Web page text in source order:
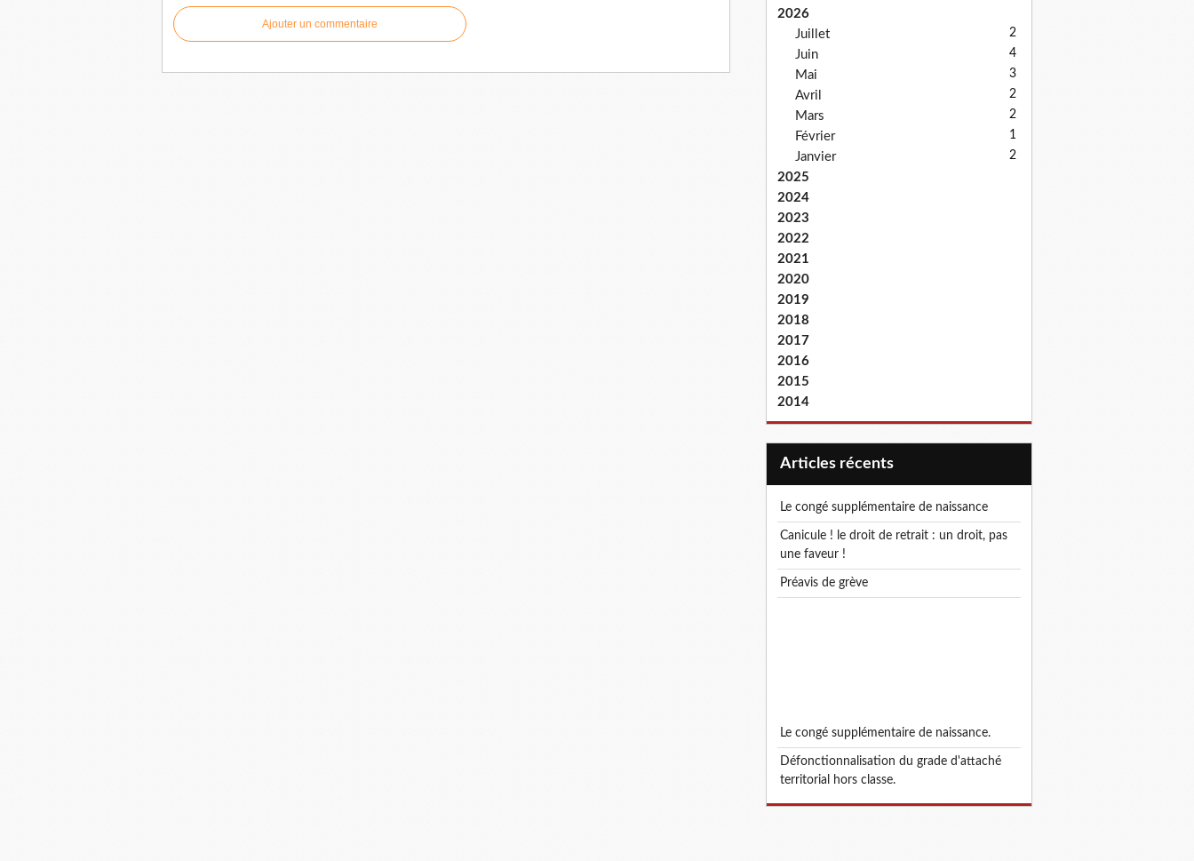
Ajouter un commentaire
2026
Juillet
2
Juin 4
Mai 3
Avril 2
Mars 2
Février 1
Janvier 2
2025
2024
2023
2022
2021
2020
2019
2018
2017
2016
2015
2014
articles récents
le congé supplémentaire de naissance
canicule ! le droit de retrait : un droit, pas
une faveur !
préavis de grève
le congé supplémentaire de naissance.
défonctionnalisation du grade d'attaché
territorial hors classe.